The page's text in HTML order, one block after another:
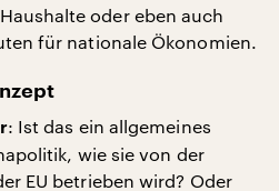
oder eben auch
für nationale Ökonomien.
: Ist das ein allgemeines
wie sie von der
EU betrieben wird? Oder